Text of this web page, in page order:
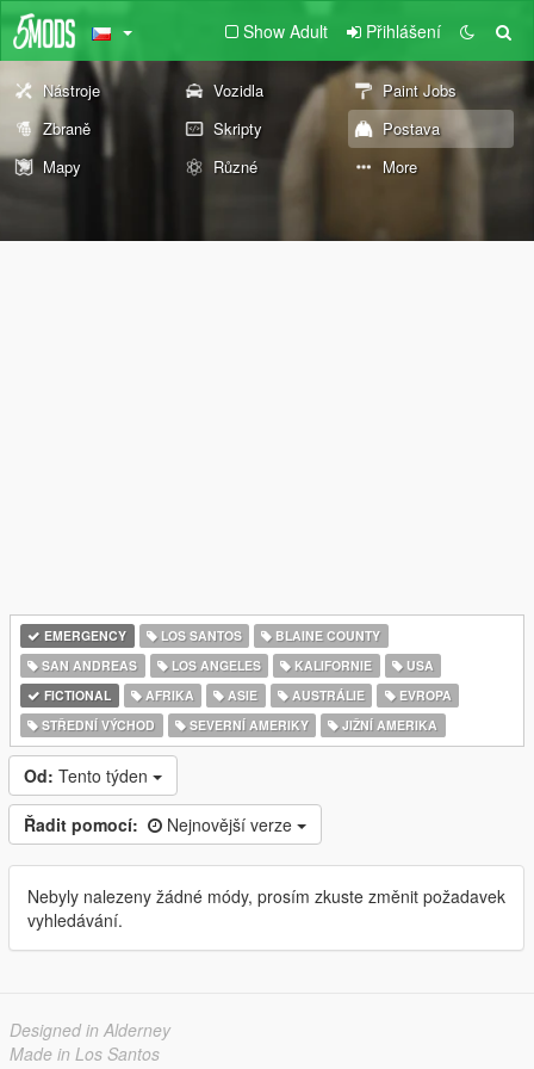
Show Adult Přihlášení
Nástroje Vozidla
Paint Jobs
Zbraně
Skripty
Postava
Mapy
Různé More
EMERGENCY LOS SANTOS
BLAINE COUNTY
SAN ANDREAS
LOS ANGELES KALIFORNIE
USA
FICTIONAL
AFRIKA ASIE AUSTRÁLIE
EVROPA
STŘEDNÍ VÝCHOD
SEVERNÍ AMERIKY JIŽNÍ AMERIKA
Od: Tento týden
Řadit pomocí: Nejnovější verze
Nebyly nalezeny žádné módy, prosím zkuste změnit požadavek
vyhledávání.
Designed in Alderney
Made in Los Santos